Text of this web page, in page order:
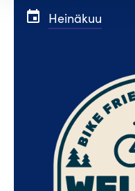
event Heinäkuu